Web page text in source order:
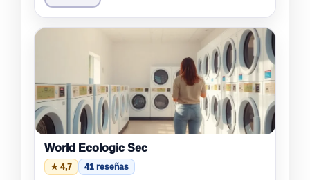
World Ecologic Sec
★ 4,7 41 reseñas